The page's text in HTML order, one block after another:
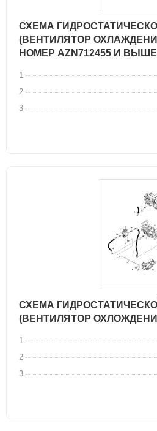
СХЕМА
(ВЕНТИЛЯТОР
НОМЕР AZN712455 И
1
2
3
СХЕМА
(ВЕНТИЛЯТОР
1
2
3